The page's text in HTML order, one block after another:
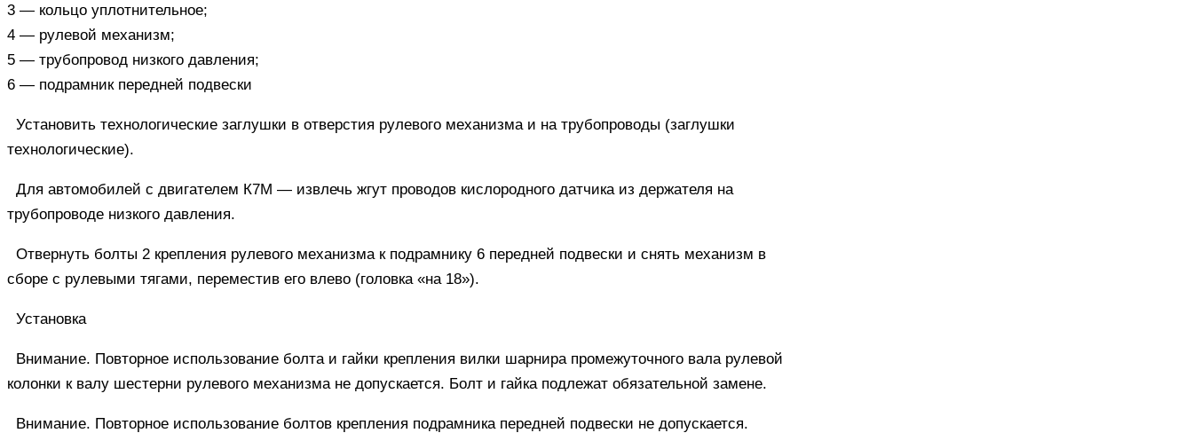
3 — кольцо уплотнительное;
4 — рулевой механизм;
5 — трубопровод низкого давления;
6 — подрамник передней подвески
Установить технологические заглушки в отверстия рулевого механизма и на трубопроводы (заглушки
технологические).
Для автомобилей с двигателем К7М — извлечь жгут проводов кислородного датчика из держателя на
трубопроводе низкого давления.
Отвернуть болты 2 крепления рулевого механизма к подрамнику 6 передней подвески и снять механизм в
сборе с рулевыми тягами, переместив его влево (головка «на 18»).
Установка
Внимание. Повторное использование болта и гайки крепления вилки шарнира промежуточного вала рулевой
колонки к валу шестерни рулевого механизма не допускается. Болт и гайка подлежат обязательной замене.
Внимание. Повторное использование болтов крепления подрамника передней подвески не допускается.